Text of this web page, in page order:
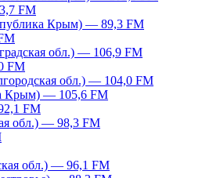
FM
Крым) — 89,3 FM
обл.) — 106,9 FM
FM
обл.) — 104,0 FM
Крым) — 105,6 FM
FM
обл.) — 98,3 FM
обл.) — 96,1 FM